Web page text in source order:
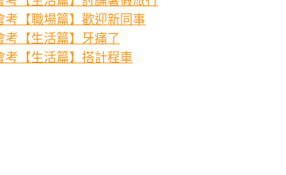
考【職場篇】歡迎新同事
考【生活篇】牙痛了
考【生活篇】搭計程車